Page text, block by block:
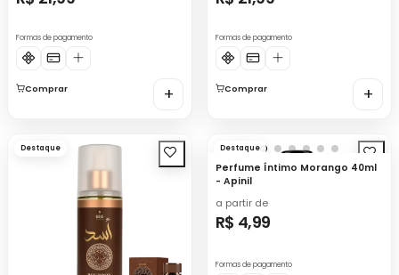
Formas de pagamento
Comprar +
Formas de pagamento
Comprar +
Destaque Destaque
Perfume Íntimo Morango 40ml
- Apinil
a partir de
R$ 4,99
Formas de pagamento